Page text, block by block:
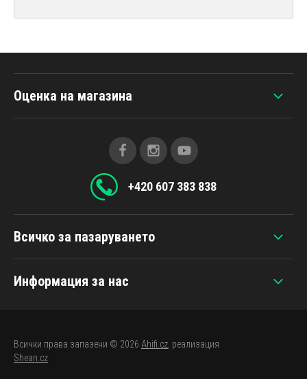
Всичко за пазаруването
Информация за нас
Оценка на магазина
+420 607 383 838
Всички права запазени © 2026 Ahifi.cz , реализация
Shean.cz